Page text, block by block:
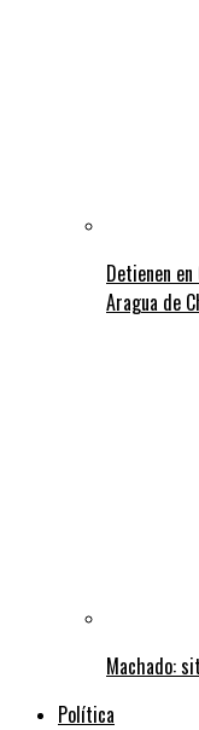
Detienen
Aragua de
Machado:
Política